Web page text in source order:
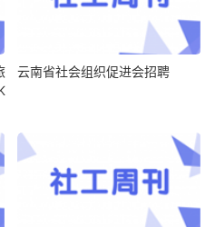
云南省社会组织促进会招聘